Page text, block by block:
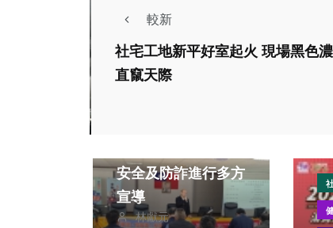
較新
社宅工地新平好室起火 現場黑色
直竄天際
安全及防詐進行多方
宣導
林獻元